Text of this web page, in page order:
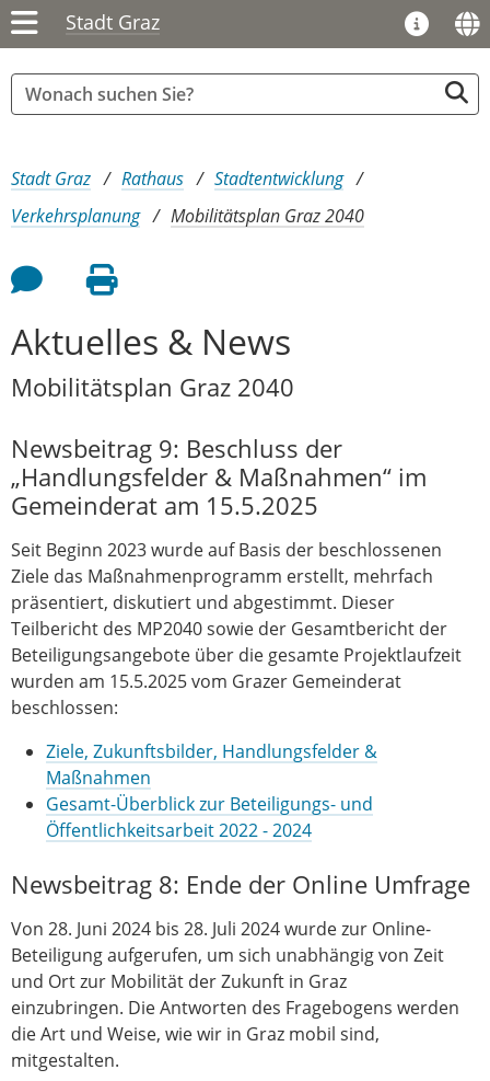
Stadt Graz
Sie sind hier:
Stadt Graz Rathaus
Stadtentwicklung
Verkehrsplanung
Mobilitätsplan Graz 2040
Feedback an Autor
Seite drucken
Aktuelles & News
Mobilitätsplan Graz 2040
Newsbeitrag 9: Beschluss der
„Handlungsfelder & Maßnahmen“ im
Gemeinderat am 15.5.2025
Seit Beginn 2023 wurde auf Basis der beschlossenen
Ziele das Maßnahmenprogramm erstellt, mehrfach
präsentiert, diskutiert und abgestimmt. Dieser
Teilbericht des MP2040 sowie der Gesamtbericht der
Beteiligungsangebote über die gesamte Projektlaufzeit
wurden am 15.5.2025 vom Grazer Gemeinderat
beschlossen:
Ziele, Zukunftsbilder, Handlungsfelder &
Maßnahmen
Gesamt-Überblick zur Beteiligungs- und
Öffentlichkeitsarbeit 2022 - 2024
Newsbeitrag 8: Ende der Online Umfrage
Von 28. Juni 2024 bis 28. Juli 2024 wurde zur Online-
Beteiligung aufgerufen, um sich unabhängig von Zeit
und Ort zur Mobilität der Zukunft in Graz
einzubringen. Die Antworten des Fragebogens werden
die Art und Weise, wie wir in Graz mobil sind,
mitgestalten.